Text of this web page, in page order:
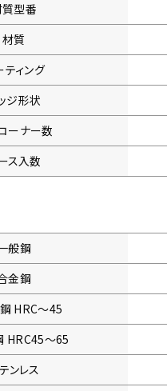
型番
材質
ティング
ジ形状
ーナー数
ス入数
般鋼
金鋼
HRC〜45
HRC45〜65
ンレス